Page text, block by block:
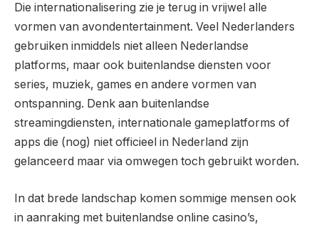
Die internationalisering zie je terug in vrijwel alle
vormen van avondentertainment. Veel Nederlanders
gebruiken inmiddels niet alleen Nederlandse
platforms, maar ook buitenlandse diensten voor
series, muziek, games en andere vormen van
ontspanning. Denk aan buitenlandse
streamingdiensten, internationale gameplatforms of
apps die (nog) niet officieel in Nederland zijn
gelanceerd maar via omwegen toch gebruikt worden.
In dat brede landschap komen sommige mensen ook
in aanraking met buitenlandse online casino’s,